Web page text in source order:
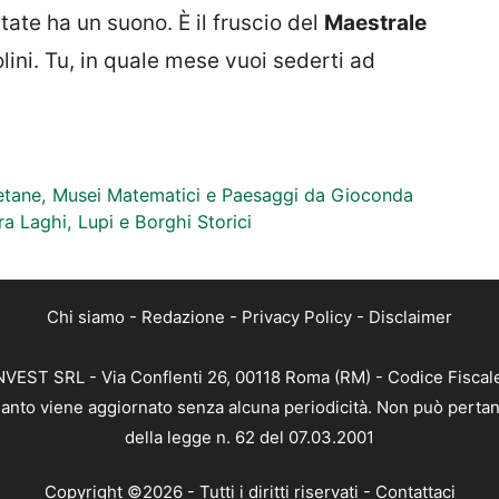
ha un suono. È il fruscio del Maestrale
Tu, in quale mese vuoi sederti ad
Musei Matematici e Paesaggi da Gioconda
Laghi, Lupi e Borghi Storici
Chi siamo - Redazione - Privacy Policy - Disclaimer
SRL - Via Conflenti 26, 00118 Roma (RM) - Codice
viene aggiornato senza alcuna periodicità. Non può
della legge n. 62 del 07.03.2001
Copyright ©2026 - Tutti i diritti riservati - Contattaci